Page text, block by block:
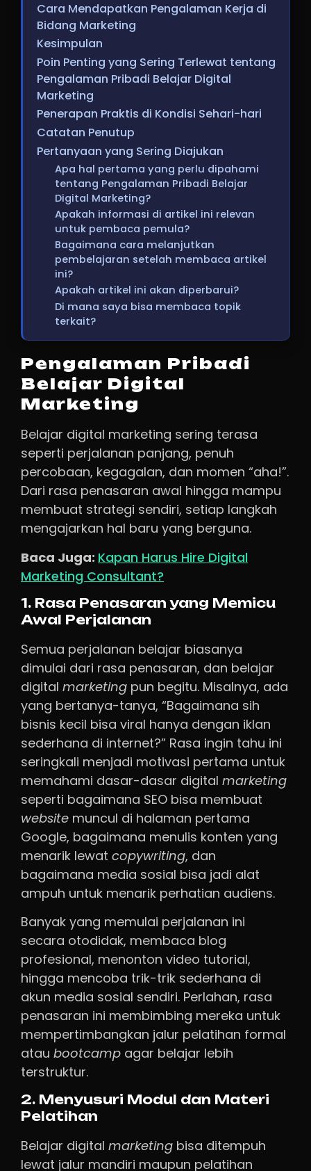
Cara Mendapatkan Pengalaman Kerja di
Bidang Marketing
Kesimpulan
Poin Penting yang Sering Terlewat tentang
Pengalaman Pribadi Belajar Digital
Marketing
Penerapan Praktis di Kondisi Sehari-hari
Catatan Penutup
Pertanyaan yang Sering Diajukan
Apa hal pertama yang perlu dipahami
tentang Pengalaman Pribadi Belajar
Digital Marketing?
Apakah informasi di artikel ini relevan
untuk pembaca pemula?
Bagaimana cara melanjutkan
pembelajaran setelah membaca artikel
ini?
Apakah artikel ini akan diperbarui?
Di mana saya bisa membaca topik
terkait?
Pengalaman Pribadi
Belajar Digital
Marketing
Belajar digital marketing sering terasa
seperti perjalanan panjang, penuh
percobaan, kegagalan, dan momen “aha!”.
Dari rasa penasaran awal hingga mampu
membuat strategi sendiri, setiap langkah
mengajarkan hal baru yang berguna.
Baca Juga: Kapan Harus Hire Digital
Marketing Consultant?
1. Rasa Penasaran yang Memicu
Awal Perjalanan
Semua perjalanan belajar biasanya
dimulai dari rasa penasaran, dan belajar
digital marketing pun begitu. Misalnya, ada
yang bertanya-tanya, “Bagaimana sih
bisnis kecil bisa viral hanya dengan iklan
sederhana di internet?” Rasa ingin tahu ini
seringkali menjadi motivasi pertama untuk
memahami dasar-dasar digital marketing
seperti bagaimana SEO bisa membuat
website muncul di halaman pertama
Google, bagaimana menulis konten yang
menarik lewat copywriting, dan
bagaimana media sosial bisa jadi alat
ampuh untuk menarik perhatian audiens.
Banyak yang memulai perjalanan ini
secara otodidak, membaca blog
profesional, menonton video tutorial,
hingga mencoba trik-trik sederhana di
akun media sosial sendiri. Perlahan, rasa
penasaran ini membimbing mereka untuk
mempertimbangkan jalur pelatihan formal
atau bootcamp agar belajar lebih
terstruktur.
2. Menyusuri Modul dan Materi
Pelatihan
Belajar digital marketing bisa ditempuh
lewat jalur mandiri maupun pelatihan